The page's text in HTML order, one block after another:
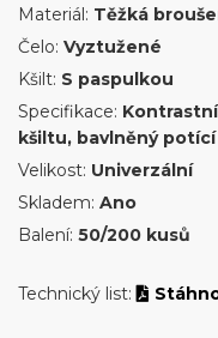
Materiál: Těžká
Čelo: Vyztužené
Kšilt: S paspulkou
Specifikace:
kšiltu, bavlněný
Velikost: Univerzální
Skladem: Ano
Balení: 50/200 kusů
Technický list: